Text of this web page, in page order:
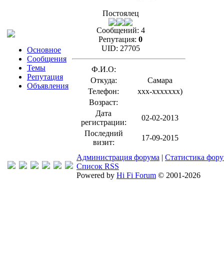
Основное
Сообщения
Темы
Репутация
Объявления
Постоялец
Сообщений: 4
Репутация: 0
UID: 27705
Ф.И.О:
Откуда:
Самара
Телефон:
xxx-xxxxxxx)
Возраст:
Дата
регистрации:
02-02-2013
Последний
визит:
17-09-2015
Администрация форума | Статистика
Список RSS
Powered by Hi Fi Forum © 2001-2026